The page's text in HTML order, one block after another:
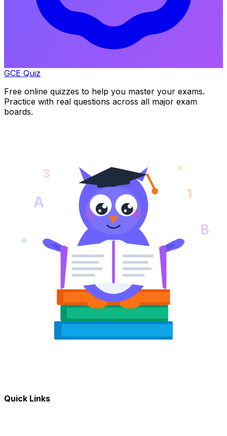
GCE Quiz
Free online quizzes to help you master your exams.
Practice with real questions across all major exam
boards.
A 1
+
B
3 x
Quick Links